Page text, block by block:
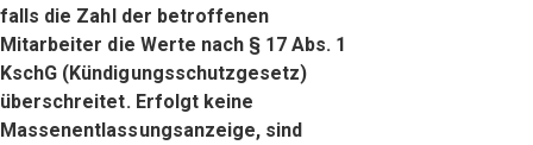
falls die Zahl der betroffenen
Mitarbeiter die Werte nach § 17 Abs. 1
KschG (Kündigungsschutzgesetz)
überschreitet. Erfolgt keine
Massenentlassungsanzeige, sind